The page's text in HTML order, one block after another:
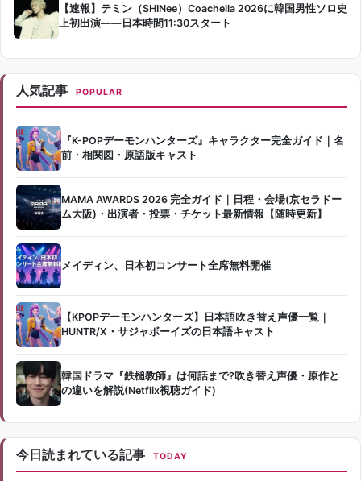
【速報】テミン（SHINee）Coachella 2026に韓国男性ソロ史
上初出演——日本時間11:30スタート
人気記事 POPULAR
『K-POPデーモンハンターズ』キャラクター完全ガイド｜名
前・相関図・原語版キャスト
MAMA AWARDS 2026 完全ガイド｜日程・会場(京セラドー
ム大阪)・出演者・投票・チケット最新情報【随時更新】
メイディン、日本初コンサート全席無料開催
【KPOPデーモンハンターズ】日本語吹き替え声優一覧｜
HUNTR/X・サジャボーイズの日本語キャスト
韓国ドラマ『鉄槌教師』は何話まで?吹き替え声優・原作と
の違いを解説(Netflix視聴ガイド)
今日読まれている記事 TODAY